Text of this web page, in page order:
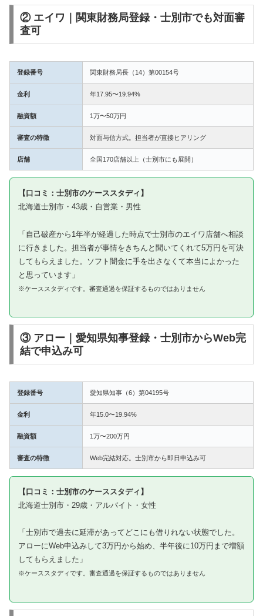
② エイワ｜関東財務局登録・士別市でも対面審
査可
登録番号 関東財務局長（14）第00154号
金利 年17.95〜19.94%
融資額 1万〜50万円
審査の特徴 対面与信方式。担当者が直接ヒアリング
店舗 全国170店舗以上（士別市にも展開）
【口コミ：士別市のケーススタディ】
北海道士別市・43歳・自営業・男性
「自己破産から1年半が経過した時点で士別市のエイワ店舗へ相談
に行きました。担当者が事情をきちんと聞いてくれて5万円を可決
してもらえました。ソフト闇金に手を出さなくて本当によかった
と思っています」
※ケーススタディです。審査通過を保証するものではありません
③ アロー｜愛知県知事登録・士別市からWeb完
結で申込み可
登録番号 愛知県知事（6）第04195号
金利 年15.0〜19.94%
融資額 1万〜200万円
審査の特徴 Web完結対応。士別市から即日申込み可
【口コミ：士別市のケーススタディ】
北海道士別市・29歳・アルバイト・女性
「士別市で過去に延滞があってどこにも借りれない状態でした。
アローにWeb申込みして3万円から始め、半年後に10万円まで増額
してもらえました」
※ケーススタディです。審査通過を保証するものではありません